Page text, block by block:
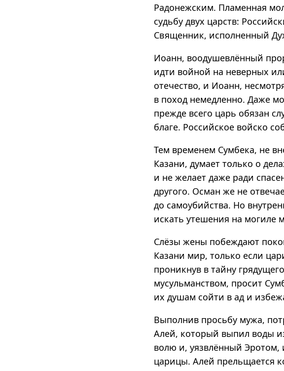
Радонежским. Пламенная
судьбу двух царств:
Священник, исполненный
Иоанн, воодушевлённый
идти войной на неверных
отечество, и Иоанн,
в поход немедленно. Даже
прежде всего царь обязан
благе. Российское войско
Тем временем Сумбека, не
Казани, думает только о
и не желает даже ради
другого. Осман же не
до самоубийства. Но
искать утешения на могиле
Слёзы жены побеждают
Казани мир, только если
проникнув в тайну
мусульманством, просит
их душам сойти в ад и
Выполнив просьбу мужа,
Алей, который выпил воды
волю и, уязвлённый Эротом,
царицы. Алей прельщается